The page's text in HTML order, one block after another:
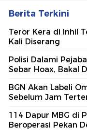
Berita Terkini
Teror Kera di Inhil
Kali Diserang
Polisi Dalami
Sebar Hoax, Bakal
BGN Akan Labeli
Sebelum Jam
114 Dapur MBG di
Beroperasi Pekan